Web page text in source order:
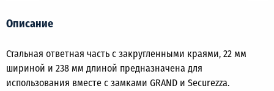
Описание
Стальная ответная часть с закругленными краями, 22 мм
шириной и 238 мм длиной предназначена для
использования вместе с замками GRAND и Securezza.